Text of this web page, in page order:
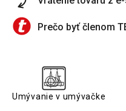
Prečo byť členom
Umývanie v umývačke